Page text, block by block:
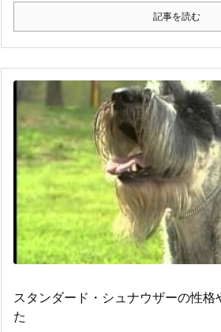
記事を読む
スタンダード・シュナウザーの性格
た